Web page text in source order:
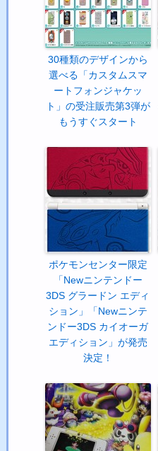
30種類のデザインから
選べる「カスタムスマ
ートフォンジャケッ
ト」の受注販売第3弾が
もうすぐスタート
ポケモンセンター限定
「Newニンテンドー
3DS グラードン エディ
ション」「Newニンテ
ンドー3DS カイオーガ
エディション」が発売
決定！